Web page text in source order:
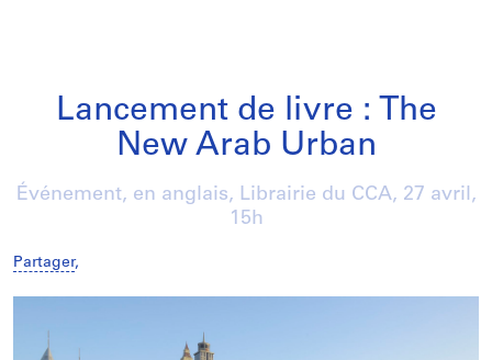
Lancement de livre : The
New Arab Urban
Événement, en anglais, Librairie du CCA, 27 avril,
15h
Partager,